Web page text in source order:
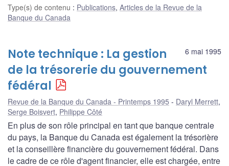
Type(s) de contenu : Publications, Articles de la Revue de la
Banque du Canada
6 mai 1995
Note technique : La gestion
de la trésorerie du gouvernement
fédéral
Revue de la Banque du Canada - Printemps 1995 Daryl Merrett,
Serge Boisvert, Philippe Côté
En plus de son rôle principal en tant que banque centrale
du pays, la Banque du Canada est également la trésorière
et la conseillère financière du gouvernement fédéral. Dans
le cadre de ce rôle d'agent financier, elle est chargée, entre